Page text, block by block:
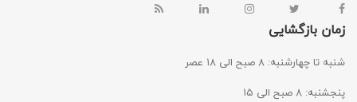
زمان بازگشایی
شنبه تا چهارشنبه: ۸ صبح الی ۱۸ عصر
پنجشنبه: ۸ صبح الی ۱۵